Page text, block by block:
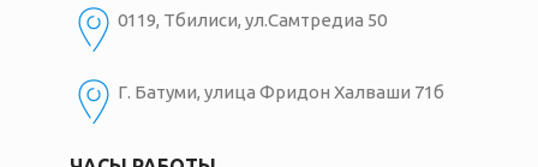
0119, Тбилиси, ул.Самтредиа 50
Г. Батуми, улица Фридон Халваши 71б